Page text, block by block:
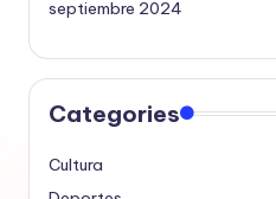
septiembre 2024
Categories
Cultura